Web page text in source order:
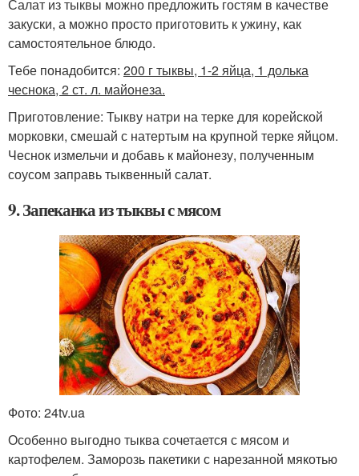
Салат из тыквы можно предложить гостям в качестве
закуски, а можно просто приготовить к ужину, как
самостоятельное блюдо.
Тебе понадобится: 200 г тыквы, 1-2 яйца, 1 долька
чеснока, 2 ст. л. майонеза.
Приготовление: Тыкву натри на терке для корейской
морковки, смешай с натертым на крупной терке яйцом.
Чеснок измельчи и добавь к майонезу, полученным
соусом заправь тыквенный салат.
9. Запеканка из тыквы с мясом
Фото: 24tv.ua
Особенно выгодно тыква сочетается с мясом и
картофелем. Заморозь пакетики с нарезанной мякотью